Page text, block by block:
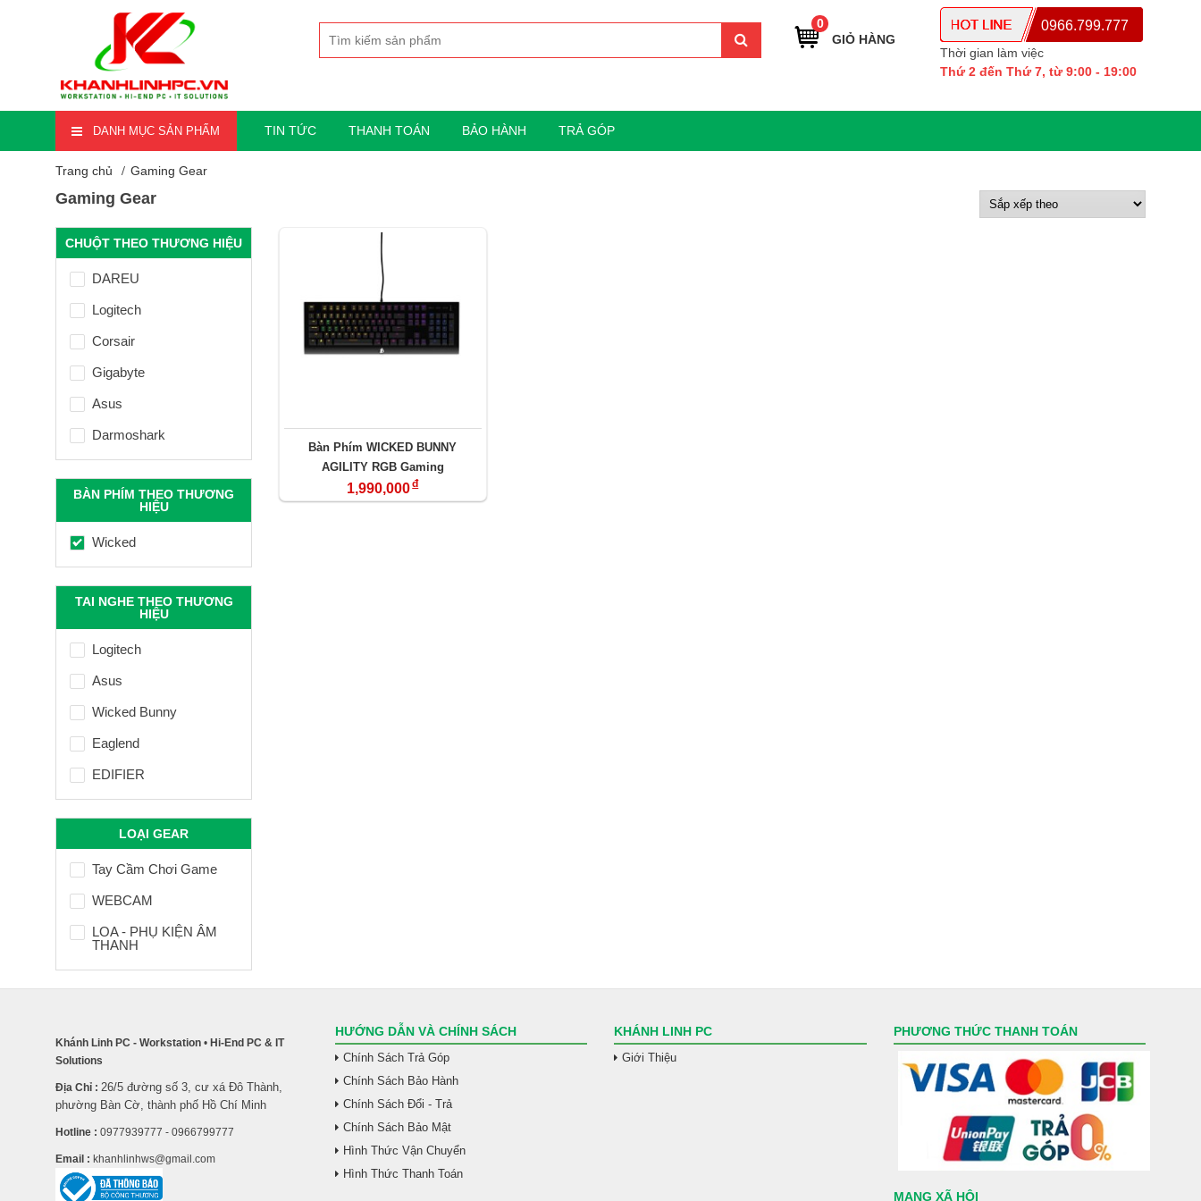
0966.799.777
Thời gian làm việc
Thứ 2 đến Thứ 7, từ 9:00 - 19:00
0
GIỎ HÀNG
DANH MỤC SẢN PHẨM TIN TỨC THANH TOÁN BẢO HÀNH TRẢ GÓP
Trang chủ Gaming Gear
Gaming Gear
CHUỘT THEO THƯƠNG HIỆU
DAREU
Logitech
Corsair
Gigabyte
Asus
Darmoshark
ZOWIE (BENQ)
BÀN PHÍM THEO THƯƠNG
HIỆU
Wicked
TAI NGHE THEO THƯƠNG
HIỆU
Logitech
Asus
Wicked Bunny
Eaglend
EDIFIER
LOẠI GEAR
Tay Cầm Chơi Game
WEBCAM
LOA - PHỤ KIỆN ÂM
THANH
Bàn Phím WICKED BUNNY
AGILITY RGB Gaming
1,990,000đ
Khánh Linh PC - Workstation • Hi-End PC & IT
Solutions
Địa Chỉ : 26/5 đường số 3, cư xá Đô Thành,
phường Bàn Cờ, thành phố Hồ Chí Minh
Hotline : 0977939777 - 0966799777
Email : khanhlinhws@gmail.com
HƯỚNG DẪN VÀ CHÍNH SÁCH
Chính Sách Trả Góp
Chính Sách Bảo Hành
Chính Sách Đổi - Trả
Chính Sách Bảo Mật
Hình Thức Vận Chuyển
Hình Thức Thanh Toán
KHÁNH LINH PC
Giới Thiệu
PHƯƠNG THỨC THANH TOÁN
MẠNG XÃ HỘI